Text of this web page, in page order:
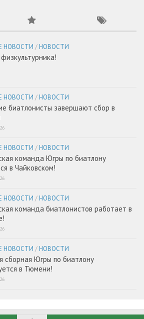
НОВОСТИ / НОВОСТИ
НОВОСТИ / НОВОСТИ
биатлонисты завершают сбор в
НОВОСТИ / НОВОСТИ
команда Югры по биатлону
в Чайковском!
НОВОСТИ / НОВОСТИ
команда биатлонистов работает в
НОВОСТИ / НОВОСТИ
сборная Югры по биатлону
в Тюмени!